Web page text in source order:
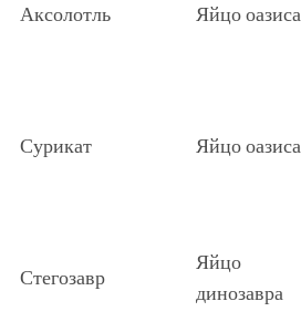
Аксолотль Яйцо оазиса
Сурикат Яйцо оазиса
Стегозавр
Яйцо
динозавра